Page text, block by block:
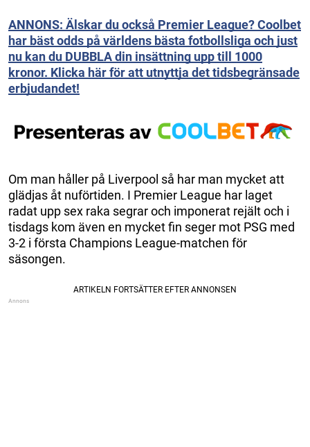
ANNONS: Älskar du också Premier League? Coolbet
har bäst odds på världens bästa fotbollsliga och just
nu kan du DUBBLA din insättning upp till 1000
kronor. Klicka här för att utnyttja det tidsbegränsade
erbjudandet!
Om man håller på Liverpool så har man mycket att
glädjas åt nuförtiden. I Premier League har laget
radat upp sex raka segrar och imponerat rejält och i
tisdags kom även en mycket fin seger mot PSG med
3-2 i första Champions League-matchen för
säsongen.